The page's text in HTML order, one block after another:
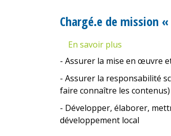
Chargé.e de mission
En savoir plus
Chargé.e
mission
«
Nature
et
- Assurer la mise en œuvre
- Assurer la responsabilité
faire connaître les contenus)
- Développer, élaborer,
développement local